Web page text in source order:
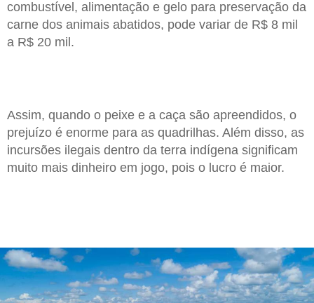
combustível, alimentação e gelo para preservação da
carne dos animais abatidos, pode variar de R$ 8 mil
a R$ 20 mil.
Assim, quando o peixe e a caça são apreendidos, o
prejuízo é enorme para as quadrilhas. Além disso, as
incursões ilegais dentro da terra indígena significam
muito mais dinheiro em jogo, pois o lucro é maior.